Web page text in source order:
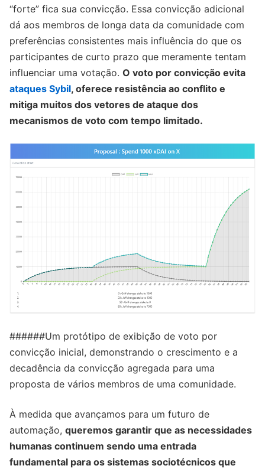
“forte” fica sua convicção. Essa convicção adicional
dá aos membros de longa data da comunidade com
preferências consistentes mais influência do que os
participantes de curto prazo que meramente tentam
influenciar uma votação. O voto por convicção evita
ataques Sybil, oferece resistência ao conflito e
mitiga muitos dos vetores de ataque dos
mecanismos de voto com tempo limitado.
######Um protótipo de exibição de voto por
convicção inicial, demonstrando o crescimento e a
decadência da convicção agregada para uma
proposta de vários membros de uma comunidade.
À medida que avançamos para um futuro de
automação, queremos garantir que as necessidades
humanas continuem sendo uma entrada
fundamental para os sistemas sociotécnicos que